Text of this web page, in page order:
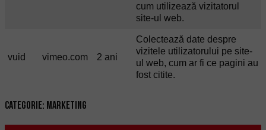
cum utilizează vizitatorul
site-ul web.
vuid vimeo.com 2 ani
Colectează date despre
vizitele utilizatorului pe site-
ul web, cum ar fi ce pagini au
fost citite.
Categorie: Marketing